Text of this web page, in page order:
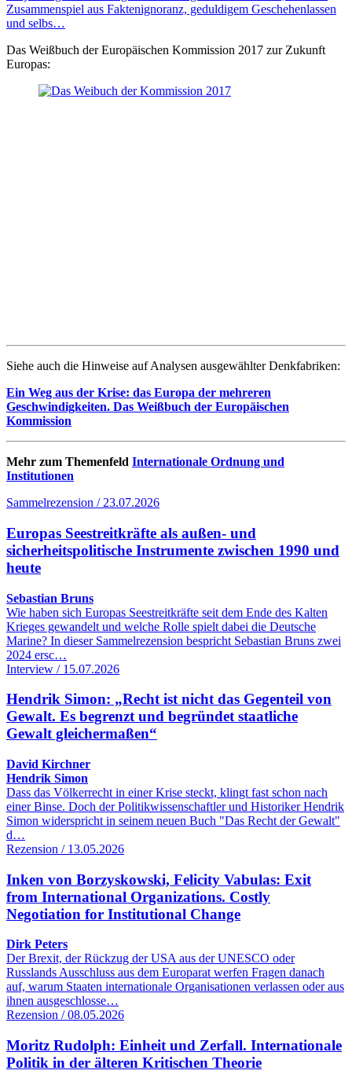
Zusammenspiel aus Faktenignoranz, geduldigem Geschehenlassen
und selbs…
Das Weißbuch der Europäischen Kommission 2017 zur Zukunft
Europas:
Siehe auch die Hinweise auf Analysen ausgewählter Denkfabriken:
Ein Weg aus der Krise: das Europa der mehreren
Geschwindigkeiten. Das Weißbuch der Europäischen
Kommission
Mehr zum Themenfeld Internationale Ordnung und
Institutionen
Sammelrezension / 23.07.2026
Europas Seestreitkräfte als außen- und
sicherheitspolitische Instrumente zwischen 1990 und
heute
Sebastian Bruns
Wie haben sich Europas Seestreitkräfte seit dem Ende des Kalten
Krieges gewandelt und welche Rolle spielt dabei die Deutsche
Marine? In dieser Sammelrezension bespricht Sebastian Bruns zwei
2024 ersc…
Interview / 15.07.2026
Hendrik Simon: „Recht ist nicht das Gegenteil von
Gewalt. Es begrenzt und begründet staatliche
Gewalt gleichermaßen“
David Kirchner
Hendrik Simon
Dass das Völkerrecht in einer Krise steckt, klingt fast schon nach
einer Binse. Doch der Politikwissenschaftler und Historiker Hendrik
Simon widerspricht in seinem neuen Buch "Das Recht der Gewalt"
d…
Rezension / 13.05.2026
Inken von Borzyskowski, Felicity Vabulas: Exit
from International Organizations. Costly
Negotiation for Institutional Change
Dirk Peters
Der Brexit, der Rückzug der USA aus der UNESCO oder
Russlands Ausschluss aus dem Europarat werfen Fragen danach
auf, warum Staaten internationale Organisationen verlassen oder aus
ihnen ausgeschlosse…
Rezension / 08.05.2026
Moritz Rudolph: Einheit und Zerfall. Internationale
Politik in der älteren Kritischen Theorie